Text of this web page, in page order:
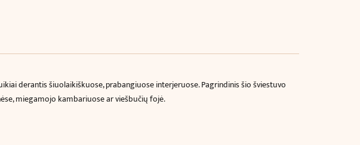
derantis šiuolaikiškuose, prabangiuose interjeruose. Pagrindinis šio šviestuvo
miegamojo kambariuose ar viešbučių fojė.